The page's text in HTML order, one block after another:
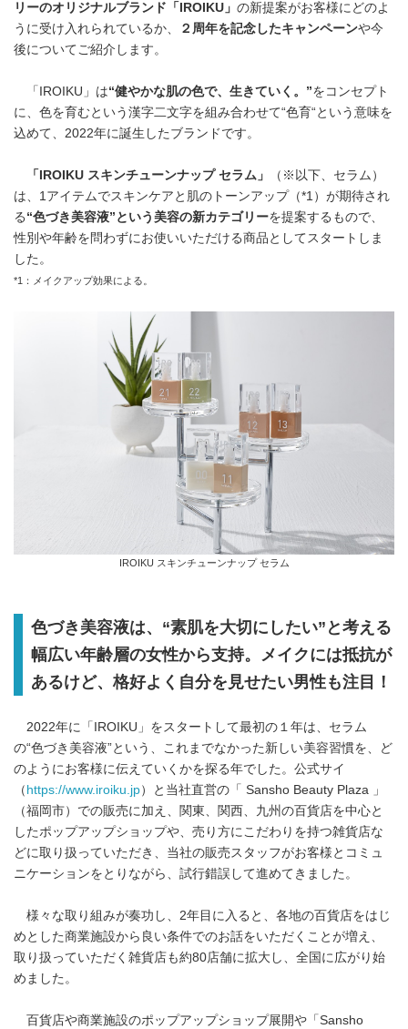
リーのオリジナルブランド「
IROIKU 」 の新提案がお客様にどのよ
うに受け入れられているか、
２周年を記念したキャンペーンや今
後についてご紹介します。
「IROIKU」は“健やかな肌の色で、生きていく。”をコンセプト
に、色を育むという漢字二文字を組み合わせて“色育“という意味を
込めて、2022年に誕生したブランドです。
「 IROIKU スキンチューンナップ セラム」
（※以下、セラム）
は、1アイテムでスキンケアと肌のトーンアップ（*1）が期待され
る “色づき美容液”という美容の新カテゴリーを提案するもので、
性別や年齢を問わずにお使いいただける商品としてスタートしま
した。
*1：メイクアップ効果による。
IROIKU スキンチューンナップ セラム
色づき美容液は、“素肌を大切にしたい”と考える
幅広い年齢層の女性から支持。メイクには抵抗が
あるけど、格好よく自分を見せたい男性も注目！
2022年に「IROIKU」をスタートして最初の１年は、セラム
の“色づき美容液”という、これまでなかった新しい美容習慣を、ど
のようにお客様に伝えていくかを探る年でした。公式サイ
（ https://www.iroiku.jp）と当社直営の「 Sansho Beauty Plaza 」
（福岡市）での販売に加え、関東、関西、九州の百貨店を中心と
したポップアップショップや、売り方にこだわりを持つ雑貨店な
どに取り扱っていただき、当社の販売スタッフがお客様とコミュ
ニケーションをとりながら、試行錯誤して進めてきました。
様々な取り組みが奏功し、2年目に入ると、各地の百貨店をはじ
めとした商業施設から良い条件でのお話をいただくことが増え、
取り扱っていただく雑貨店も約80店舗に拡大し、全国に広がり始
めました。
百貨店や商業施設のポップアップショップ展開や「Sansho